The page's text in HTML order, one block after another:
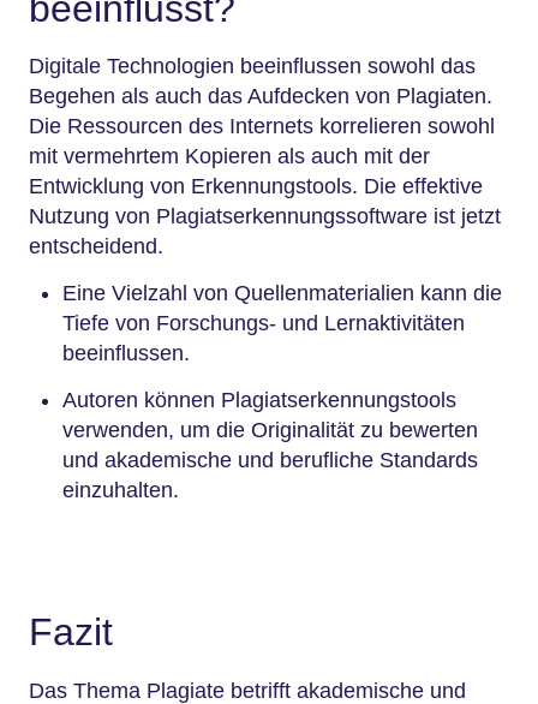
Digitale Technologien beeinflussen sowohl das
Begehen als auch das Aufdecken von Plagiaten.
Die Ressourcen des Internets korrelieren sowohl
mit vermehrtem Kopieren als auch mit der
Entwicklung von Erkennungstools. Die effektive
Nutzung von Plagiatserkennungssoftware ist jetzt
entscheidend.
Eine Vielzahl von Quellenmaterialien kann die
Tiefe von Forschungs- und Lernaktivitäten
beeinflussen.
Autoren können Plagiatserkennungstools
verwenden, um die Originalität zu bewerten
und akademische und berufliche Standards
einzuhalten.
Fazit
Das Thema Plagiate betrifft akademische und